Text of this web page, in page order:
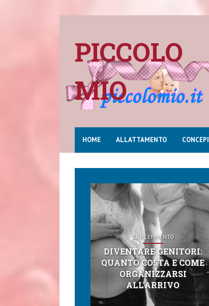
PICCOLO
MIO
HOME ALLATTAMENTO
CONCEPIMENTO
DIVENTARE GENITORI:
QUANTO COSTA E COME
ORGANIZZARSI
ALL’ARRIVO